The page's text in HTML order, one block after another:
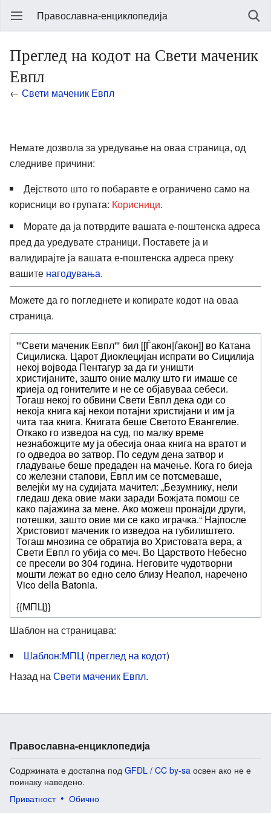
Православна-енциклопедија
Преглед на кодот на Свети маченик
Евпл
← Свети маченик Евпл
Немате дозвола за уредување на оваа страница, од
следниве причини:
Дејството што го побаравте е ограничено само на
корисници во групата: Корисници.
Морате да ја потврдите вашата е-поштенска адреса
пред да уредувате страници. Поставете ја и
валидирајте ја вашата е-поштенска адреса преку
вашите нагодувања.
Можете да го погледнете и копирате кодот на оваа
страница.
Шаблон на страницава:
Шаблон:МПЦ (преглед на кодот)
Назад наСвети маченик Евпл.
Православна-енциклопедија
Содржината е достапна под GFDL / CC by-sa освен ако не е
поинаку наведено.
Приватност
Обично